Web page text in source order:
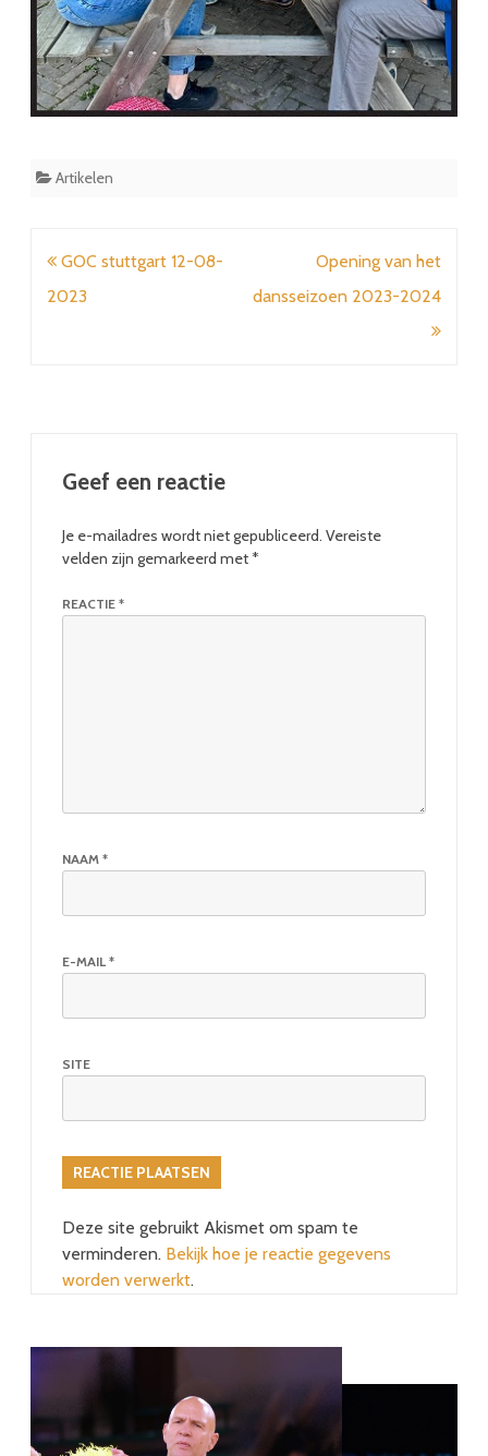
Artikelen
Bericht
navigatie
GOC stuttgart 12-08-
2023
Opening van het
dansseizoen 2023-2024
Geef een reactie
Je e-mailadres wordt niet gepubliceerd. Vereiste
velden zijn gemarkeerd met*
REACTIE *
NAAM *
E-MAIL *
SITE
Deze site gebruikt Akismet om spam te
verminderen. Bekijk hoe je reactie gegevens
worden verwerkt.